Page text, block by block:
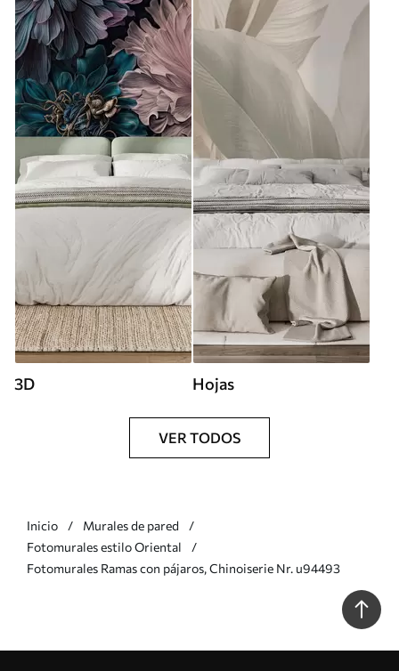
3D Hojas
VER TODOS
Inicio
Murales de pared
Fotomurales estilo Oriental
Fotomurales Ramas con pájaros, Chinoiserie Nr. u94493